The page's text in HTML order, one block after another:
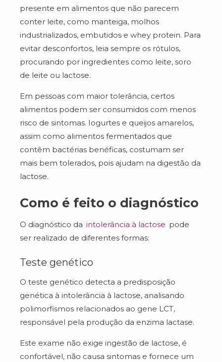
presente em alimentos que não parecem
conter leite, como manteiga, molhos
industrializados, embutidos e whey protein. Para
evitar desconfortos, leia sempre os rótulos,
procurando por ingredientes como leite, soro
de leite ou lactose.
Em pessoas com maior tolerância, certos
alimentos podem ser consumidos com menos
risco de sintomas. Iogurtes e queijos amarelos,
assim como alimentos fermentados que
contêm bactérias benéficas, costumam ser
mais bem tolerados, pois ajudam na digestão da
lactose.
Como é feito o diagnóstico
O diagnóstico da intolerância à lactose pode
ser realizado de diferentes formas:
Teste genético
O teste genético detecta a predisposição
genética à intolerância à lactose, analisando
polimorfismos relacionados ao gene LCT,
responsável pela produção da enzima lactase.
Este exame não exige ingestão de lactose, é
confortável, não causa sintomas e fornece um